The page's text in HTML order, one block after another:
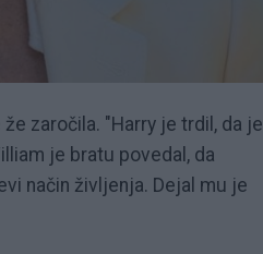
zaročila. "Harry je trdil, da je
je bratu povedal, da
način življenja. Dejal mu je